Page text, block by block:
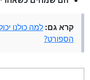
קרא גם: למה כולנו
הספורט?